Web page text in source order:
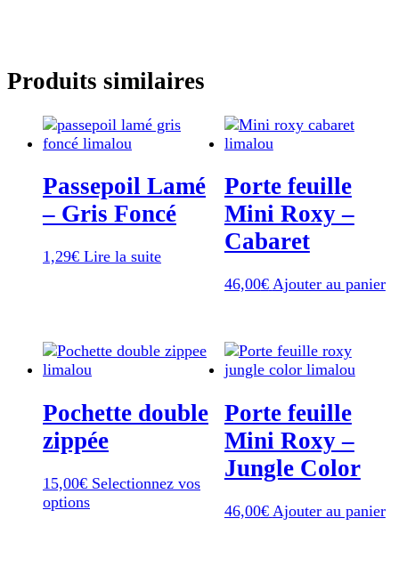
Produits similaires
Passepoil Lamé
– Gris Foncé
1,29€ Lire la suite
Porte feuille
Mini Roxy –
Cabaret
46,00€ Ajouter au panier
Pochette double
zippée
15,00€ Selectionnez vos
optionsCe
Porte feuille
Mini Roxy –
Jungle Color
46,00€ Ajouter au panier